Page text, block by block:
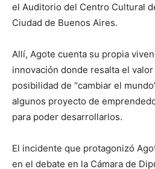
el Auditorio del Centro Cultural
Ciudad de Buenos Aires.
Allí, Agote cuenta su propia
innovación donde resalta el
posibilidad de “cambiar el
algunos proyecto de
para poder desarrollarlos.
El incidente que protagonizó
en el debate en la Cámara de